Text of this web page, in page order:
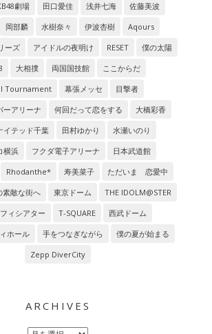
劇場 田口愛佳 浅井七海
佐藤美波
岡部麟 水樹奈々 伊波杏樹
Aqours
ーズ
アイドルの夜明け RESET
僕の太陽
大相撲 両国国技館
ここからだ
Tournament
幕張メッセ
目撃者
ーアリーナ
何回だって恋をする
大橋彩香
イテッド千葉
田村ゆかり
水瀬いのり
横浜
フクダ電子アリーナ
日本武道館
Rhodanthe* 寿美菜子
ただいま 恋愛中
素敵な街へ 東京ドーム
THE IDOLM@STER
ィシアター
T-SQUARE
西武ドーム
ホール
手をつなぎながら
僕の夏が始まる
Zepp DiverCity
ARCHIVES